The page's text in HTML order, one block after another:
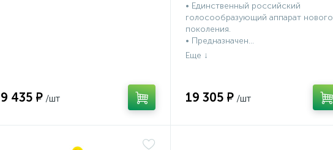
9 435 ₽
• Единственный российский
голосообразующий аппарат нового
поколения.
• Предназначен...
19 305 ₽